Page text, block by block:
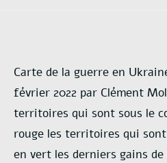
Carte de la guerre en
février 2022 par Clément
territoires qui sont sous le
rouge les territoires qui
en vert les derniers gains de